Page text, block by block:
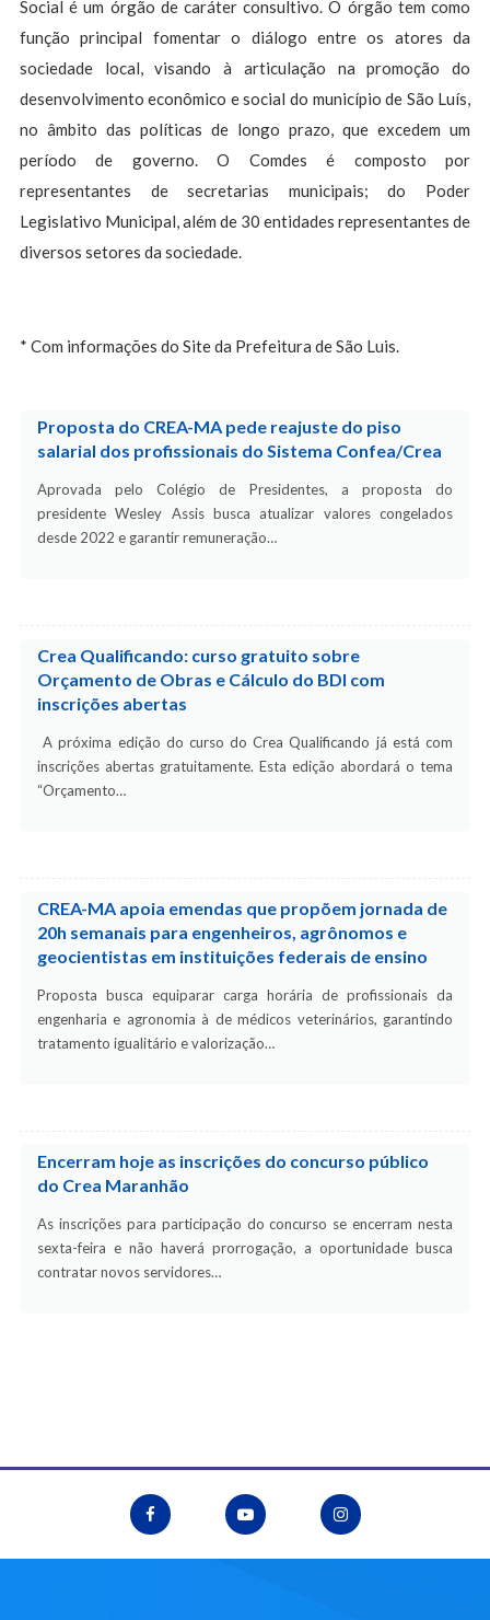
Social é um órgão de caráter consultivo. O órgão tem como
função principal fomentar o diálogo entre os atores da
sociedade local, visando à articulação na promoção do
desenvolvimento econômico e social do município de São Luís,
no âmbito das políticas de longo prazo, que excedem um
período de governo. O Comdes é composto por
representantes de secretarias municipais; do Poder
Legislativo Municipal, além de 30 entidades representantes de
diversos setores da sociedade.
* Com informações do Site da Prefeitura de São Luis.
Proposta do CREA-MA pede reajuste do piso
salarial dos profissionais do Sistema Confea/Crea
Aprovada pelo Colégio de Presidentes, a proposta do
presidente Wesley Assis busca atualizar valores congelados
desde 2022 e garantir remuneração…
Crea Qualificando: curso gratuito sobre
Orçamento de Obras e Cálculo do BDI com
inscrições abertas
A próxima edição do curso do Crea Qualificando já está com
inscrições abertas gratuitamente. Esta edição abordará o tema
“Orçamento…
CREA-MA apoia emendas que propõem jornada de
20h semanais para engenheiros, agrônomos e
geocientistas em instituições federais de ensino
Proposta busca equiparar carga horária de profissionais da
engenharia e agronomia à de médicos veterinários, garantindo
tratamento igualitário e valorização…
Encerram hoje as inscrições do concurso público
do Crea Maranhão
As inscrições para participação do concurso se encerram nesta
sexta-feira e não haverá prorrogação, a oportunidade busca
contratar novos servidores…